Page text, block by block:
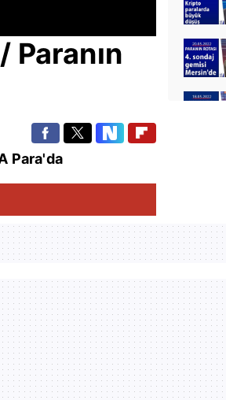
Paranın
Para'da